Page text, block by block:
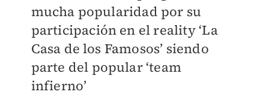
mucha popularidad por su
participación en el reality ‘La
Casa de los Famosos’ siendo
parte del popular ‘team
infierno’